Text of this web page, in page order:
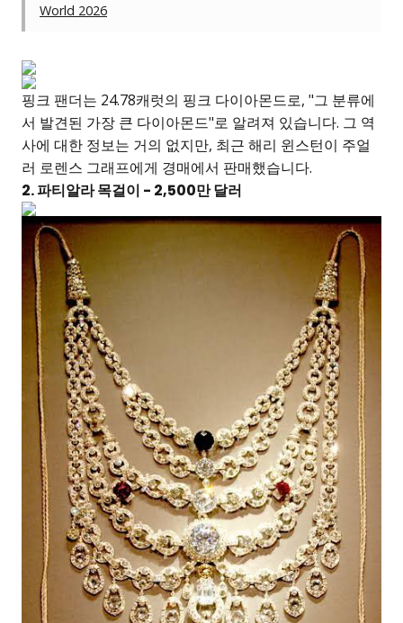
World 2026
핑크 팬더는 24.78캐럿의 핑크 다이아몬드로, "그 분류에
서 발견된 가장 큰 다이아몬드"로 알려져 있습니다. 그 역
사에 대한 정보는 거의 없지만, 최근 해리 윈스턴이 주얼
러 로렌스 그래프에게 경매에서 판매했습니다.
2. 파티알라 목걸이 - 2,500만 달러